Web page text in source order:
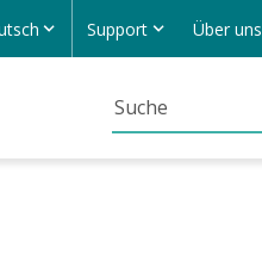
Support Über uns